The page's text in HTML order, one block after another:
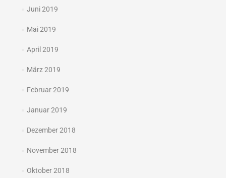
Juni 2019
Mai 2019
April 2019
März 2019
Februar 2019
Januar 2019
Dezember 2018
November 2018
Oktober 2018